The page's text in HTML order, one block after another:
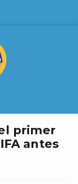
primer
antes